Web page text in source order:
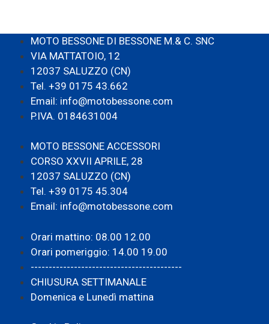
MOTO BESSONE DI BESSONE M.& C. SNC
VIA MATTATOIO, 12
12037 SALUZZO (CN)
Tel. +39 0175 43.662
Email: info@motobessone.com
P.IVA. 0184631004
MOTO BESSONE ACCESSORI
CORSO XXVII APRILE, 28
12037 SALUZZO (CN)
Tel. +39 0175 45.304
Email: info@motobessone.com
Orari mattino: 08.00 12.00
Orari pomeriggio: 14.00 19.00
------------------------------------------
CHIUSURA SETTIMANALE
Domenica e Lunedì mattina